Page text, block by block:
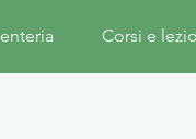
Corsi e